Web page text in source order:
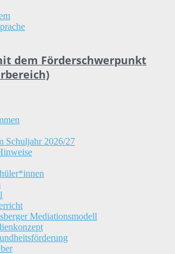
dem Förderschwerpunkt
Schuljahr 2026/27
Mediationsmodell